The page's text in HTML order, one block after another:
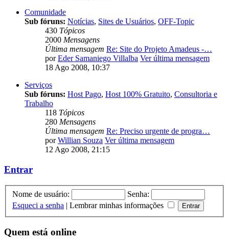
Comunidade
Sub fóruns: Notícias, Sites de Usuários, OFF-Topic
430 Tópicos
2000 Mensagens
Última mensagem Re: Site do Projeto Amadeus -…
porEder Samaniego Villalba Ver última mensagem
18 Ago 2008, 10:37
Serviços
Sub fóruns: Host Pago, Host 100% Gratuito, Consultoria e
Trabalho
118 Tópicos
280 Mensagens
Última mensagem Re: Preciso urgente de progra…
porWillian Souza Ver última mensagem
12 Ago 2008, 21:15
Entrar
Nome de usuário:
Senha:
Esqueci a senha | Lembrar minhas informações
Quem está online